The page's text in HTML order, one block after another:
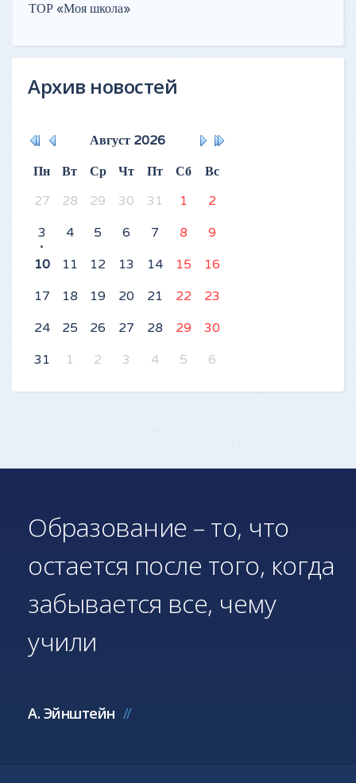
ТОР «Моя школа»
Архив новостей
Август 2026
Пн
Вт Ср Чт Пт Сб
Вс
27
28 29 30 31 1
2
3
4 5 6 7 8
9
10
11 12 13 14 15
16
17
18 19 20 21 22
23
24
25 26 27 28 29
30
31
1 2 3 4 5 6
Образование – то, что
остается после того, когда
забывается все, чему
учили
А. Эйнштейн